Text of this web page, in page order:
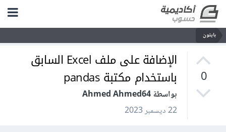
بايثون
0
الإضافة على ملف Excel السابق
باستخدام مكتبة pandas
بواسطة Ahmed Ahmed64
22 ديسمبر 2023